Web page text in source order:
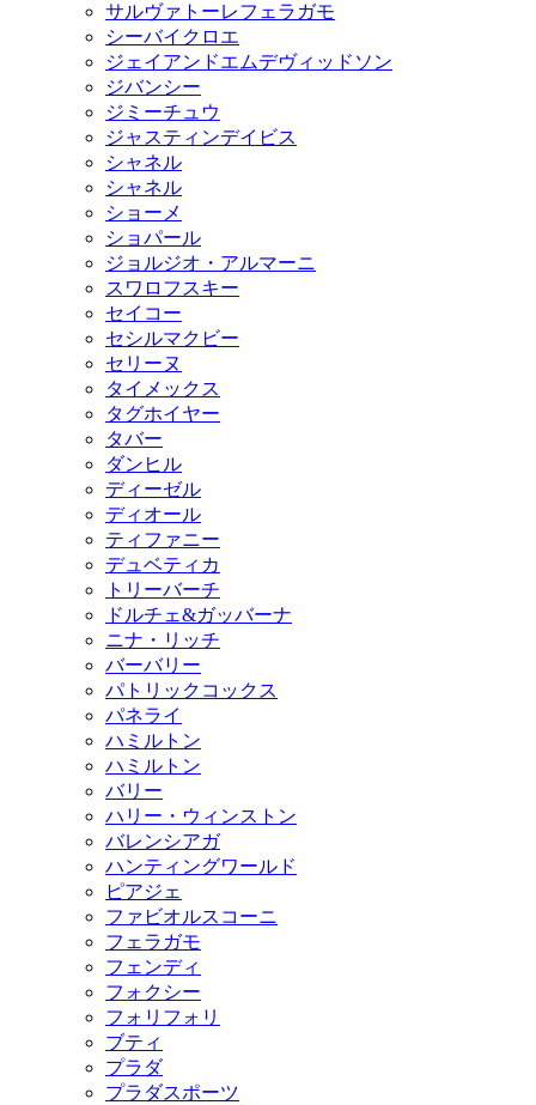
サルヴァトーレフェラガモ
シーバイクロエ
ジェイアンドエムデヴィッドソン
ジバンシー
ジミーチュウ
ジャスティンデイビス
シャネル
シャネル
ショーメ
ショパール
ジョルジオ・アルマーニ
スワロフスキー
セイコー
セシルマクビー
セリーヌ
タイメックス
タグホイヤー
タバー
ダンヒル
ディーゼル
ディオール
ティファニー
デュベティカ
トリーバーチ
ドルチェ&ガッバーナ
ニナ・リッチ
バーバリー
パトリックコックス
パネライ
ハミルトン
ハミルトン
バリー
ハリー・ウィンストン
バレンシアガ
ハンティングワールド
ピアジェ
ファビオルスコーニ
フェラガモ
フェンディ
フォクシー
フォリフォリ
ブティ
プラダ
プラダスポーツ